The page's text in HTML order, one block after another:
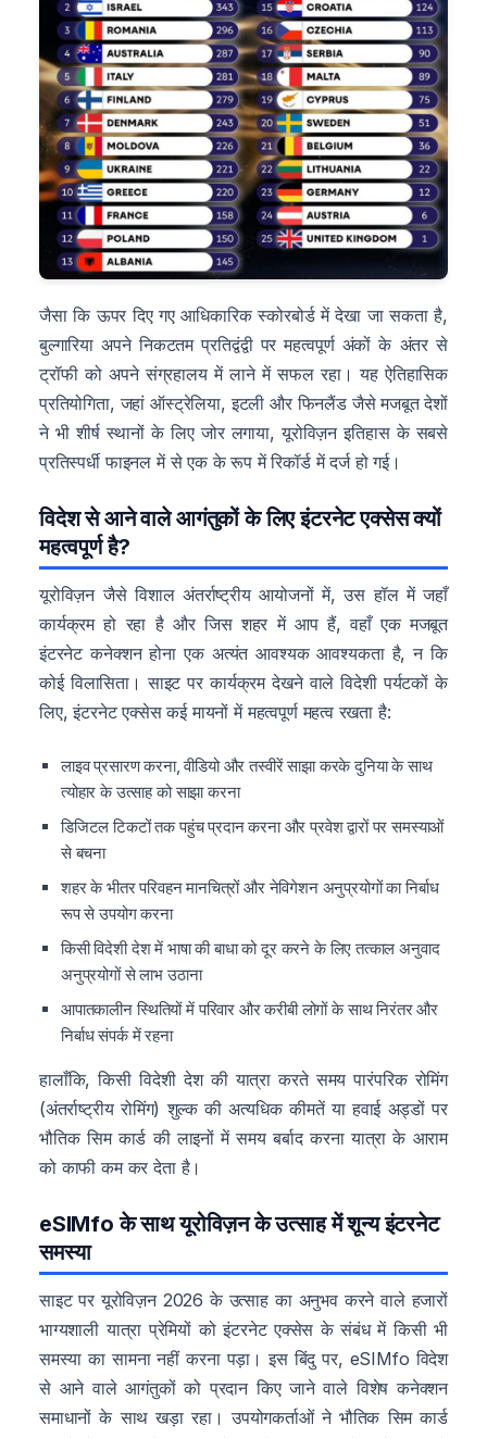
जैसा कि ऊपर दिए गए आधिकारिक स्कोरबोर्ड में देखा जा सकता है,
बुल्गारिया अपने निकटतम प्रतिद्वंद्वी पर महत्वपूर्ण अंकों के अंतर से
ट्रॉफी को अपने संग्रहालय में लाने में सफल रहा। यह ऐतिहासिक
प्रतियोगिता, जहां ऑस्ट्रेलिया, इटली और फिनलैंड जैसे मजबूत देशों
ने भी शीर्ष स्थानों के लिए जोर लगाया, यूरोविज़न इतिहास के सबसे
प्रतिस्पर्धी फाइनल में से एक के रूप में रिकॉर्ड में दर्ज हो गई।
विदेश से आने वाले आगंतुकों के लिए इंटरनेट एक्सेस क्यों
महत्वपूर्ण है?
यूरोविज़न जैसे विशाल अंतर्राष्ट्रीय आयोजनों में, उस हॉल में जहाँ
कार्यक्रम हो रहा है और जिस शहर में आप हैं, वहाँ एक मजबूत
इंटरनेट कनेक्शन होना एक अत्यंत आवश्यक आवश्यकता है, न कि
कोई विलासिता। साइट पर कार्यक्रम देखने वाले विदेशी पर्यटकों के
लिए, इंटरनेट एक्सेस कई मायनों में महत्वपूर्ण महत्व रखता है:
लाइव प्रसारण करना, वीडियो और तस्वीरें साझा करके दुनिया के साथ
त्योहार के उत्साह को साझा करना
डिजिटल टिकटों तक पहुंच प्रदान करना और प्रवेश द्वारों पर समस्याओं
से बचना
शहर के भीतर परिवहन मानचित्रों और नेविगेशन अनुप्रयोगों का निर्बाध
रूप से उपयोग करना
किसी विदेशी देश में भाषा की बाधा को दूर करने के लिए तत्काल अनुवाद
अनुप्रयोगों से लाभ उठाना
आपातकालीन स्थितियों में परिवार और करीबी लोगों के साथ निरंतर और
निर्बाध संपर्क में रहना
हालाँकि, किसी विदेशी देश की यात्रा करते समय पारंपरिक रोमिंग
(अंतर्राष्ट्रीय रोमिंग) शुल्क की अत्यधिक कीमतें या हवाई अड्डों पर
भौतिक सिम कार्ड की लाइनों में समय बर्बाद करना यात्रा के आराम
को काफी कम कर देता है।
eSIMfo के साथ यूरोविज़न के उत्साह में शून्य इंटरनेट
समस्या
साइट पर यूरोविज़न 2026 के उत्साह का अनुभव करने वाले हजारों
भाग्यशाली यात्रा प्रेमियों को इंटरनेट एक्सेस के संबंध में किसी भी
समस्या का सामना नहीं करना पड़ा। इस बिंदु पर, eSIMfo विदेश
से आने वाले आगंतुकों को प्रदान किए जाने वाले विशेष कनेक्शन
समाधानों के साथ खड़ा रहा। उपयोगकर्ताओं ने भौतिक सिम कार्ड